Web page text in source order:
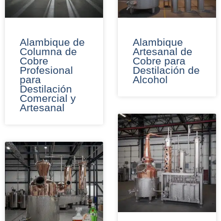
Alambique de
Columna de
Cobre
Profesional
para
Destilación
Comercial y
Artesanal
Alambique
Artesanal de
Cobre para
Destilación de
Alcohol